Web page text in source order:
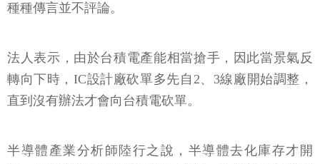
種種傳言並不評論。
法人表示，由於台積電產能相當搶手，因此當景氣反
轉向下時，IC設計廠砍單多先自2、3線廠開始調整，
直到沒有辦法才會向台積電砍單。
半導體產業分析師陸行之說，半導體去化庫存才開